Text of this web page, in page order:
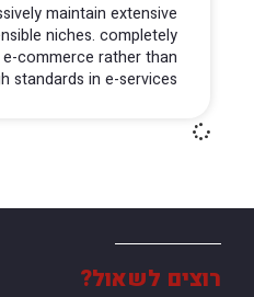
maintain extensive
niches. completely
commerce rather than
standards in e-services.
רוצים לשאול?